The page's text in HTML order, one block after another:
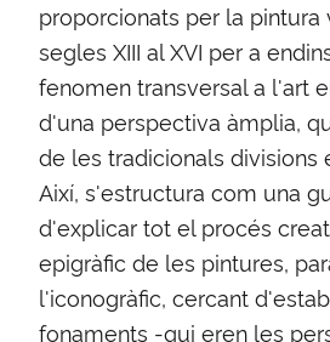
proporcionats per la pintura
segles XIII al XVI per a
fenomen transversal a l'art
d'una perspectiva àmplia,
de les tradicionals divisions
Així, s'estructura com una
d'explicar tot el procés
epigràfic de les pintures,
l'iconogràfic, cercant
fonaments -qui eren les